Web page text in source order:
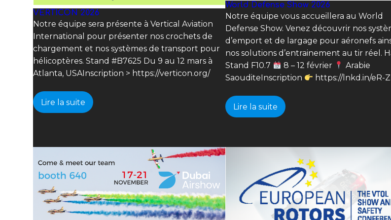
VERTICON 2026
Notre équipe sera présente à Vertical Aviation
International pour présenter nos crochets de
chargement et nos systèmes de transport pour
hélicoptères. Stand #B7625 Du 9 au 12 mars à
Atlanta, USAInscription > https://verticon.org/
Lire la suite
World Defense Show 2026
Notre équipe vous accueillera au World
Defense Show. Venez découvrir nos
d’emport et de largage pour aéronefs
nos solutions d’entrainement au tir réel.
Stand F10.7
8 – 12 février
Arabie
SaouditeInscription
https://lnkd.in/eR-
Lire la suite